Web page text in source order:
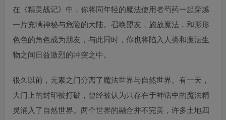
在《精灵战记》中，你将同年轻的魔法使用者芍药一起穿越
一片充满神秘与危险的大陆。召唤盟友，施放魔法，和形形
色色的角色成为朋友，与此同时，你也将陷入人类和魔法生
物之间日益激烈的冲突之中。
很久以前，元素之门分离了魔法世界与自然世界。有一天，
大门上的封印被打破，曾经被认为只存在于神话中的魔法精
灵涌入了自然世界。两个世界的融合并不完美，许多土地四